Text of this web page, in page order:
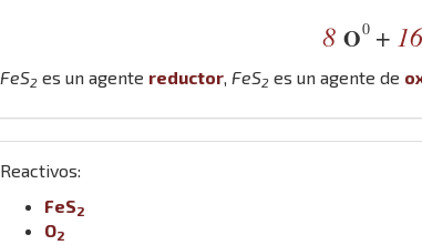
8 O0 +
FeS2 es un agente reductor, FeS2 es un agente de
Reactivos:
FeS2
O2